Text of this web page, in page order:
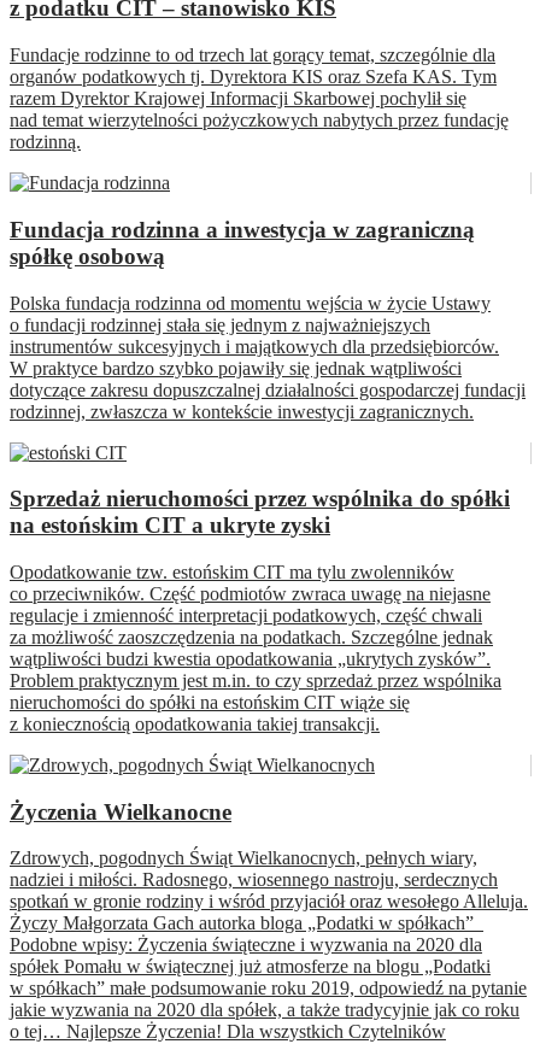
z podatku CIT – stanowisko KIS
Fundacje rodzinne to od trzech lat gorący temat, szczególnie dla
organów podatkowych tj. Dyrektora KIS oraz Szefa KAS. Tym
razem Dyrektor Krajowej Informacji Skarbowej pochylił się
nad temat wierzytelności pożyczkowych nabytych przez fundację
rodzinną.
Fundacja rodzinna a inwestycja w zagraniczną
spółkę osobową
Polska fundacja rodzinna od momentu wejścia w życie Ustawy
o fundacji rodzinnej stała się jednym z najważniejszych
instrumentów sukcesyjnych i majątkowych dla przedsiębiorców.
W praktyce bardzo szybko pojawiły się jednak wątpliwości
dotyczące zakresu dopuszczalnej działalności gospodarczej fundacji
rodzinnej, zwłaszcza w kontekście inwestycji zagranicznych.
Sprzedaż nieruchomości przez wspólnika do spółki
na estońskim CIT a ukryte zyski
Opodatkowanie tzw. estońskim CIT ma tylu zwolenników
co przeciwników. Część podmiotów zwraca uwagę na niejasne
regulacje i zmienność interpretacji podatkowych, część chwali
za możliwość zaoszczędzenia na podatkach. Szczególne jednak
wątpliwości budzi kwestia opodatkowania „ukrytych zysków”.
Problem praktycznym jest m.in. to czy sprzedaż przez wspólnika
nieruchomości do spółki na estońskim CIT wiąże się
z koniecznością opodatkowania takiej transakcji.
Życzenia Wielkanocne
Zdrowych, pogodnych Świąt Wielkanocnych, pełnych wiary,
nadziei i miłości. Radosnego, wiosennego nastroju, serdecznych
spotkań w gronie rodziny i wśród przyjaciół oraz wesołego Alleluja.
Życzy Małgorzata Gach autorka bloga „Podatki w spółkach”
Podobne wpisy: Życzenia świąteczne i wyzwania na 2020 dla
spółek Pomału w świątecznej już atmosferze na blogu „Podatki
w spółkach” małe podsumowanie roku 2019, odpowiedź na pytanie
jakie wyzwania na 2020 dla spółek, a także tradycyjnie jak co roku
o tej… Najlepsze Życzenia! Dla wszystkich Czytelników